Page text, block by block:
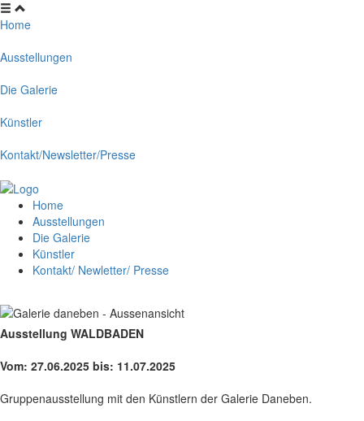
Home
Ausstellungen
Die Galerie
Künstler
Kontakt/Newsletter/Presse
Home
Ausstellungen
Die Galerie
Künstler
Kontakt/ Newletter/ Presse
Ausstellung WALDBADEN
Vom: 27.06.2025 bis: 11.07.2025
Gruppenausstellung mit den Künstlern der Galerie Daneben.